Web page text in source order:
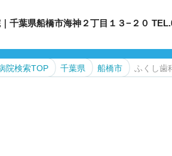
千葉県船橋市海神２丁目１３−２０
院検索TOP 千葉県 船橋市 ふくし歯